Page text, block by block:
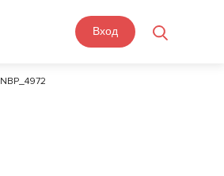
Вход
NBP_4972